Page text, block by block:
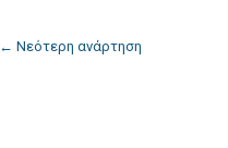
← Νεότερη ανάρτηση